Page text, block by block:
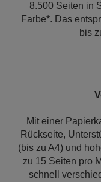
8.500 Seiten in
Farbe*. Das
bis
Mit einer
Rückseite,
(bis zu A4) und
zu 15 Seiten pro
schnell